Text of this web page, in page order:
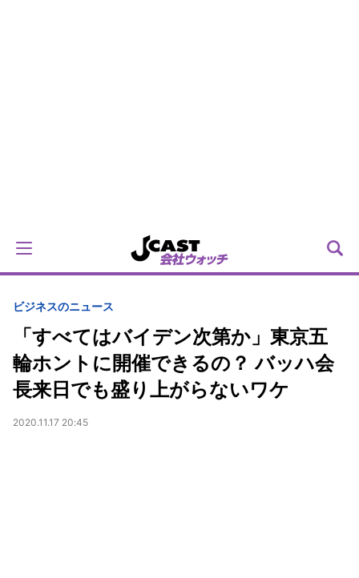
ビジネスのニュース
「すべてはバイデン次第か」東京五
輪ホントに開催できるの？ バッハ会
長来日でも盛り上がらないワケ
2020.11.17 20:45